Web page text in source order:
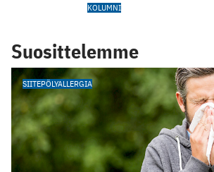
KOLUMNI
Suosittelemme
SIITEPÖLYALLERGIA